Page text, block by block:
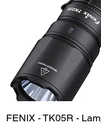
FENIX - TK05R -